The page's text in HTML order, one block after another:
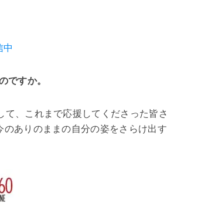
中
ですか。
、これまで応援してくださった皆さ
ありのままの自分の姿をさらけ出す